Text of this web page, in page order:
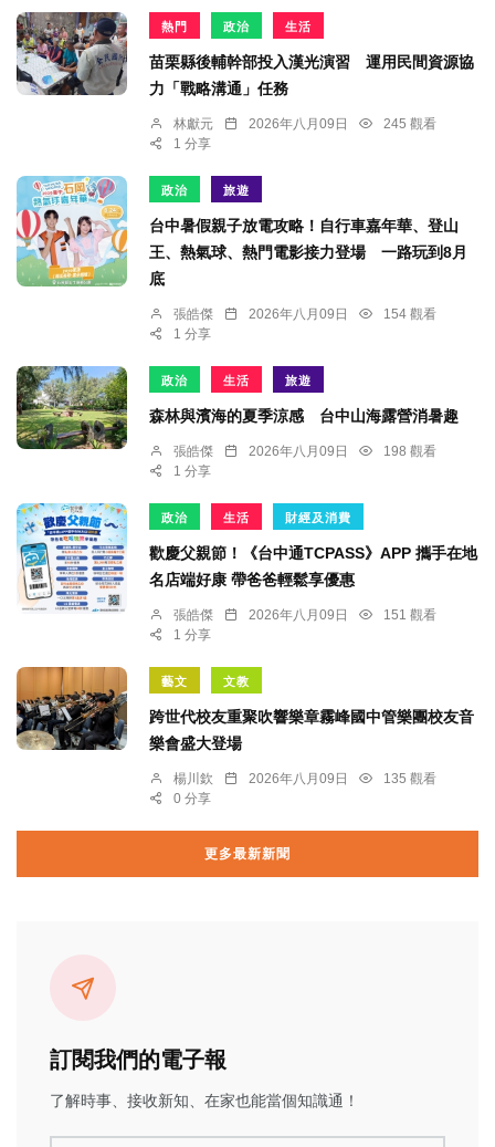
熱門 政治 生活
苗栗縣後輔幹部投入漢光演習 運用民間資源協
力「戰略溝通」任務
林獻元 2026年八月09日
245 觀看
1 分享
政治 旅遊
台中暑假親子放電攻略！自行車嘉年華、登山
王、熱氣球、熱門電影接力登場 一路玩到8月
底
張皓傑 2026年八月09日
154 觀看
1 分享
政治 生活 旅遊
森林與濱海的夏季涼感 台中山海露營消暑趣
張皓傑 2026年八月09日
198 觀看
1 分享
政治 生活 財經及消費
歡慶父親節！《台中通TCPASS》APP 攜手在地
名店端好康 帶爸爸輕鬆享優惠
張皓傑 2026年八月09日
151 觀看
1 分享
藝文 文教
跨世代校友重聚吹響樂章霧峰國中管樂團校友音
樂會盛大登場
楊川欽 2026年八月09日
135 觀看
0 分享
更多最新新聞
訂閱我們的電子報
了解時事、接收新知、在家也能當個知識通！